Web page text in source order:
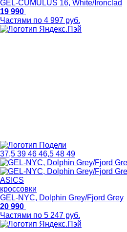
GEL-CUMULUS 16, White/Ironclad
19 990
Частями по 4 997 руб.
37,5 39 46 46,5 48 49
ASICS
кроссовки
GEL-NYC, Dolphin Grey/Fjord Grey
20 990
Частями по 5 247 руб.